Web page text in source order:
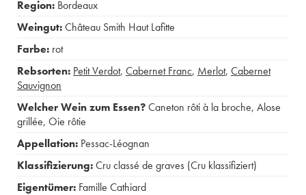
Region: Bordeaux
Weingut:Château Smith Haut Lafitte
Farbe: rot
Rebsorten: Petit Verdot, Cabernet Franc, Merlot, Cabernet
Sauvignon
Welcher Wein zum Essen?Caneton rôti à la broche, Alose
grillée, Oie rôtie
Appellation: Pessac-Léognan
Klassifizierung:Cru classé de graves (Cru klassifiziert)
Eigentümer: Famille Cathiard